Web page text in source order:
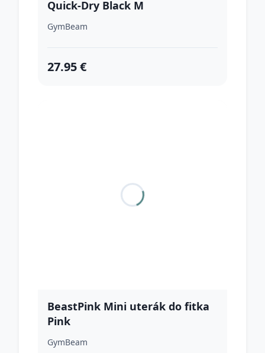
Quick-Dry Black M
GymBeam
27.95 €
BeastPink Mini uterák do fitka
Pink
GymBeam